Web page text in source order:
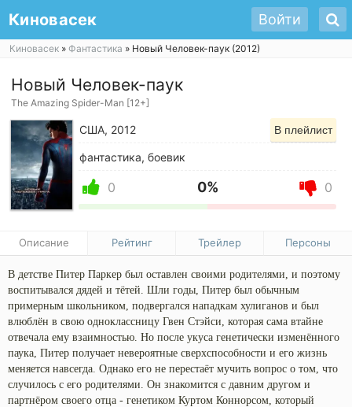
Киновасек Войти
Киновасек » Фантастика » Новый Человек-паук (2012)
Новый Человек-паук
The Amazing Spider-Man [12+]
США, 2012 В плейлист
фантастика, боевик
0 0% 0
Описание Рейтинг Трейлер Персоны
В детстве Питер Паркер был оставлен своими родителями, и поэтому
воспитывался дядей и тётей. Шли годы, Питер был обычным
примерным школьником, подвергался нападкам хулиганов и был
влюблён в свою одноклассницу Гвен Стэйси, которая сама втайне
отвечала ему взаимностью. Но после укуса генетически изменённого
паука, Питер получает невероятные сверхспособности и его жизнь
меняется навсегда. Однако его не перестаёт мучить вопрос о том, что
случилось с его родителями. Он знакомится с давним другом и
партнёром своего отца - генетиком Куртом Коннорсом, который